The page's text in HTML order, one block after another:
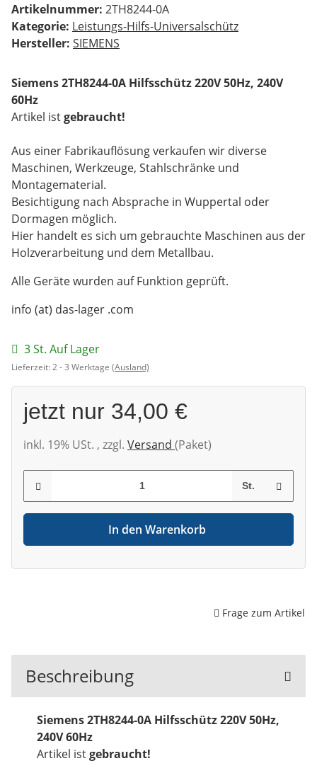
Artikelnummer: 2TH8244-0A
Kategorie: Leistungs-Hilfs-Universalschütz
Hersteller: SIEMENS
Siemens 2TH8244-0A Hilfsschütz 220V 50Hz, 240V
60Hz
Artikel istgebraucht!
Aus einer Fabrikauflösung verkaufen wir diverse
Maschinen, Werkzeuge, Stahlschränke und
Montagematerial.
Besichtigung nach Absprache in Wuppertal oder
Dormagen möglich.
Hier handelt es sich um gebrauchte Maschinen aus der
Holzverarbeitung und dem Metallbau.
Alle Geräte wurden auf Funktion geprüft.
info (at) das-lager .com
3 St. Auf Lager
Lieferzeit:2 - 3 Werktage (Ausland)
jetzt nur 34,00 €
inkl. 19% USt. , zzgl. Versand (Paket)
St.
In den Warenkorb
Frage zum Artikel
Beschreibung
Siemens 2TH8244-0A Hilfsschütz 220V 50Hz,
240V 60Hz
Artikel istgebraucht!